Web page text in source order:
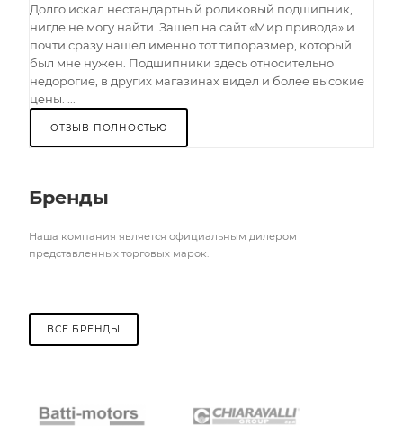
Долго искал нестандартный роликовый подшипник,
нигде не могу найти. Зашел на сайт «Мир привода» и
почти сразу нашел именно тот типоразмер, который
был мне нужен. Подшипники здесь относительно
недорогие, в других магазинах видел и более высокие
цены. ...
ОТЗЫВ ПОЛНОСТЬЮ
Бренды
Наша компания является официальным дилером
представленных торговых марок.
ВСЕ БРЕНДЫ